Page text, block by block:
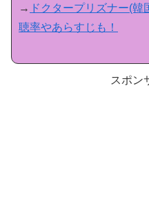
→ ドクタープリズナー(
聴率やあらすじも！
スポン